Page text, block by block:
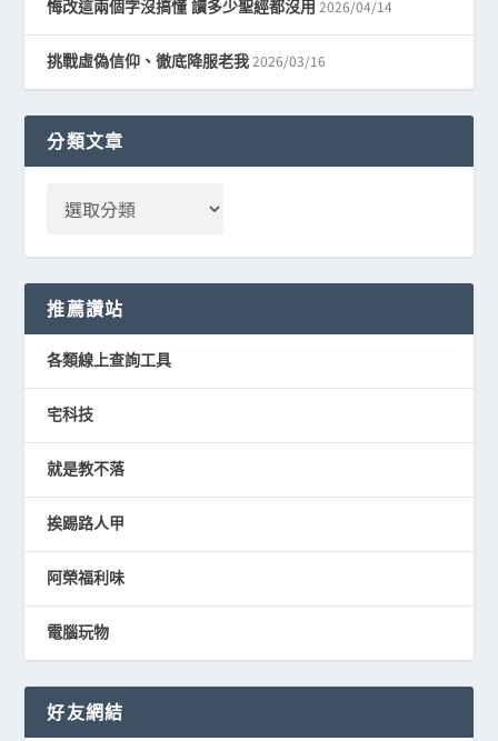
悔改這兩個字沒搞懂 讀多少聖經都沒用 2026/04/14
挑戰虛偽信仰、徹底降服老我 2026/03/16
分類文章
推薦讚站
各類線上查詢工具
宅科技
就是教不落
挨踢路人甲
阿榮福利味
電腦玩物
好友網結